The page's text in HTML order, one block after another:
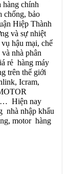
chính
chống, bảo
Hiệp Thành
và sự nhiệt
hậu mại, chế
nhà phân
rẻ hàng máy
trên thế giới
Icram,
Hiện nay
nhà nhập khẩu
motor hàng